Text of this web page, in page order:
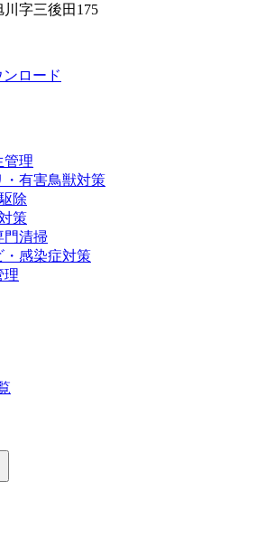
川字三後田175
ロード
管理
有害鳥獣対策
除
策
門清掃
・感染症対策
理